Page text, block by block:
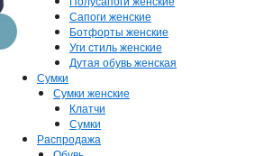
Сапоги женские
Ботфорты женские
Уги стиль женские
Дутая обувь женская
Сумки
Сумки женские
Клатчи
Сумки
Распродажа